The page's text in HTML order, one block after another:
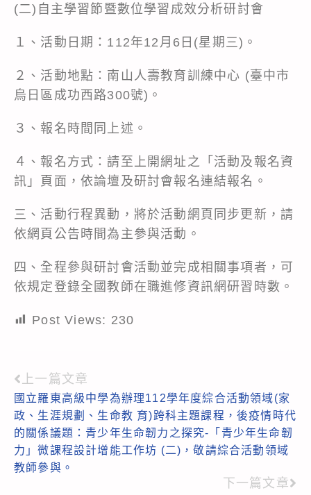
(二)自主學習節暨數位學習成效分析研討會
１、活動日期：112年12月6日(星期三)。
２、活動地點：南山人壽教育訓練中心 (臺中市
烏日區成功西路300號)。
３、報名時間同上述。
４、報名方式：請至上開網址之「活動及報名資
訊」頁面，依論壇及研討會報名連結報名。
三、活動行程異動，將於活動網頁同步更新，請
依網頁公告時間為主參與活動。
四、全程參與研討會活動並完成相關事項者，可
依規定登錄全國教師在職進修資訊網研習時數。
Post Views: 230
Read
more
articles
上一篇文章
國立羅東高級中學為辦理112學年度綜合活動領域(家
政、生涯規劃、生命教 育)跨科主題課程，後疫情時代
的關係議題：青少年生命韌力之探究-「青少年生命韌
力」微課程設計增能工作坊 (二)，敬請綜合活動領域
教師參與。
下一篇文章